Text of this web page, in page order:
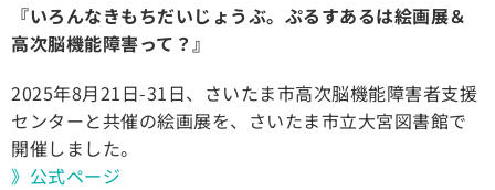
『いろんなきもちだいじょうぶ。ぷるすあるは絵画展＆
高次脳機能障害って？』
2025年8月21日-31日、さいたま市高次脳機能障害者支援
センターと共催の絵画展を、さいたま市立大宮図書館で
開催しました。
》公式ページ